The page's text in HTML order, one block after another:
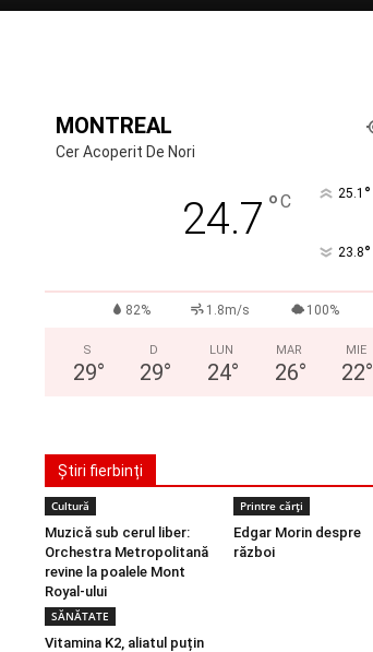
MONTREAL
Cer Acoperit De Nori
24.7 °C 25.1 °
23.8°
82% 1.8m/s 100%
S
29°
D
29°
LUN
24°
MAR
26°
MIE
22°
Știri fierbinți
Cultură
Muzică sub cerul liber:
Orchestra Metropolitană
revine la poalele Mont
Royal-ului
Printre cărți
Edgar Morin despre
război
SĂNĂTATE
Vitamina K2, aliatul puțin